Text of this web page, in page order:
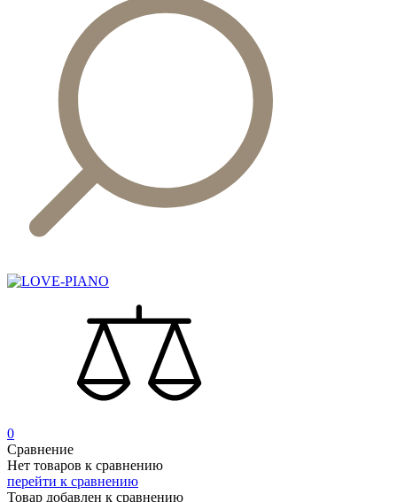
0
Сравнение
Нет товаров к сравнению
перейти к сравнению
Товар добавлен к сравнению